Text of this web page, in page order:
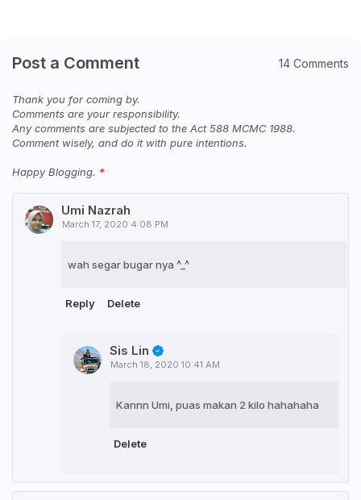
Post a Comment 14 Comments
Thank you for coming by.
Comments are your responsibility.
Any comments are subjected to the Act 588 MCMC 1988.
Comment wisely, and do it with pure intentions.
Happy Blogging.
Umi Nazrah
March 17, 2020 4:08 PM
wah segar bugar nya ^_^
Reply Delete
Sis Lin
March 18, 2020 10:41 AM
Kannn Umi, puas makan 2 kilo hahahaha
Delete